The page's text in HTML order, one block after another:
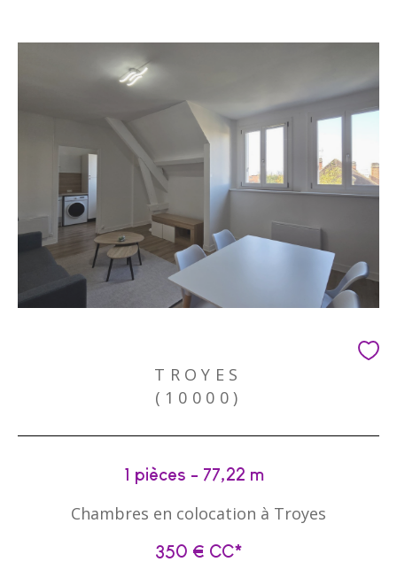
TROYES
(10000)
1 pièces - 77,22 m²
Chambres en colocation à Troyes
350 € CC*